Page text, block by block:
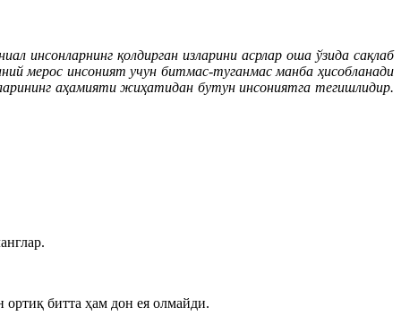
инсонларнинг қолдирган изларини асрлар оша ўзида сақлаб
мерос инсоният учун битмас-туганмас манба ҳисобланади
аҳамияти жиҳатидан бутун инсониятга тегишлидир.
битта ҳам дон ея олмайди.